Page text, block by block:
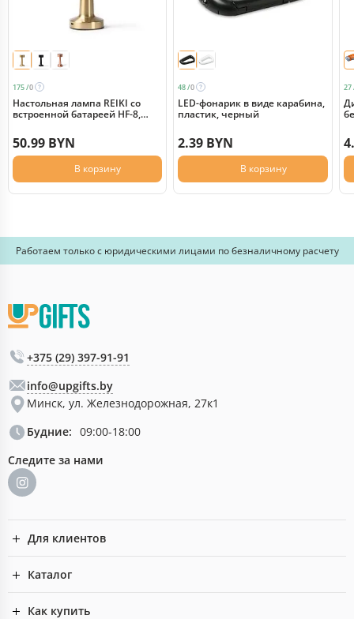
175 /0
Настольная лампа REIKI cо
встроенной батареей HF-8,
50.99 BYN
В корзину
48 /0
LED-фонарик в виде карабина,
пластик, черный
2.39 BYN
В корзину
27
Работаем только с юридическими лицами по безналичному расчету
+375 (29) 397-91-91
info@upgifts.by
Минск, ул. Железнодорожная, 27к1
Будние: 09:00-18:00
Следите за нами
Для клиентов
Каталог
Как купить